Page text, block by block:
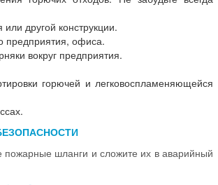
другой конструкции.
предприятия, офиса.
вокруг предприятия.
горючей и легковоспламеняющейся
пожарные шланги и сложите их в аварийный